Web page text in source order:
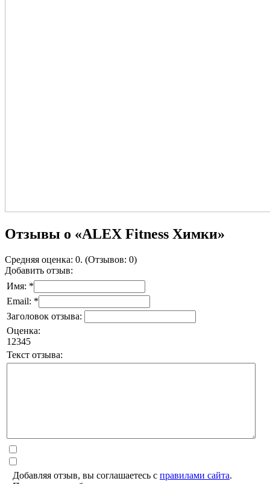
Отзывы о «ALEX Fitness Химки»
Средняя оценка: 0. (Отзывов: 0)
Добавить отзыв:
Имя: *
Email: *
Заголовок отзыва:
Оценка:
1 2345
Текст отзыва:
Добавляя отзыв, вы соглашаетесь с правилами сайта.